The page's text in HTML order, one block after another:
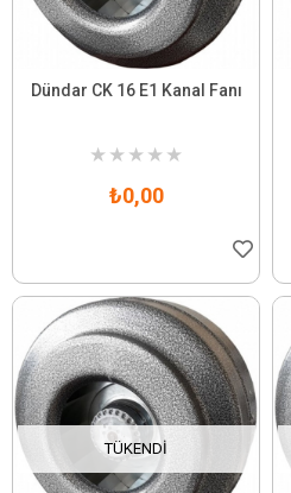
Dündar CK 16 E1 Kanal Fanı
★ ★ ★ ★ ★
₺0,00
TÜKENDI